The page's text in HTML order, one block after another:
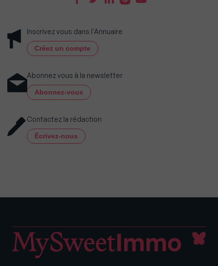
Inscrivez vous dans l'Annuaire
Créez un compte
Abonnez vous à la newsletter
Abonnez-vous
Contactez la rédaction
Écrivez-nous